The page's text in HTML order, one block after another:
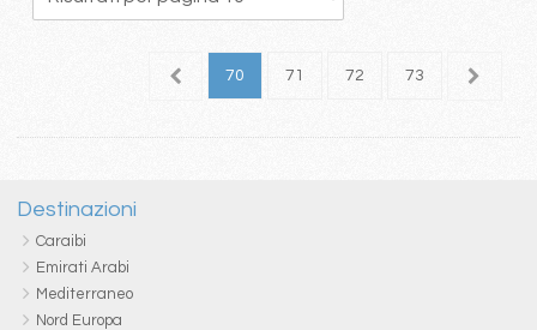
69 70 71 72 73 74
Destinazioni
Caraibi
Emirati Arabi
Mediterraneo
Nord Europa